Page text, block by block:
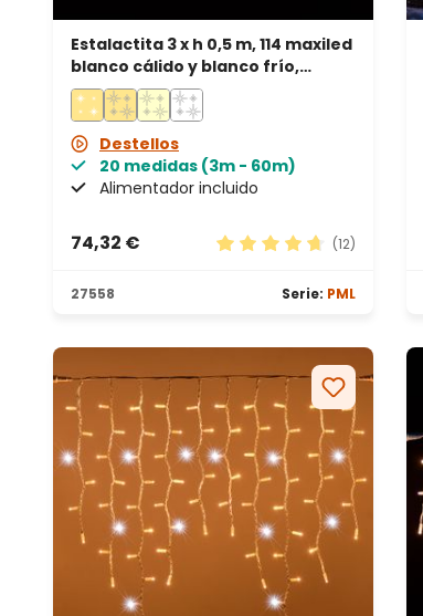
Estalactita 3 x h 0,5 m, 114 maxiled
blanco cálido y blanco frío,
prolongable, IP67
Destellos
20 medidas (3m - 60m)
Alimentador incluido
74,32 €
(12)
27558 Serie: PML